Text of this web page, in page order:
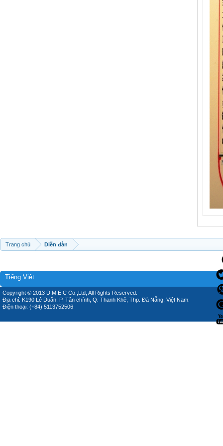
Trang chủ Diễn đàn
Tiếng Việt
Copyright © 2013 D.M.E.C Co.,Ltd, All Rights Reserved.
Địa chỉ: K190 Lê Duẩn, P. Tân chính, Q. Thanh Khê, Thp. Đà Nẵng, Việt Nam.
Điện thoại: (+84) 5113752506